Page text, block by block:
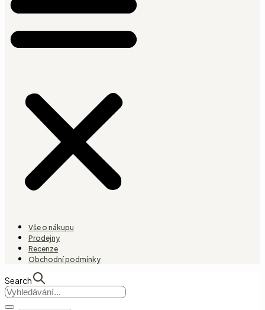
Vše o nákupu
Prodejny
Recenze
Obchodní podmínky
Search